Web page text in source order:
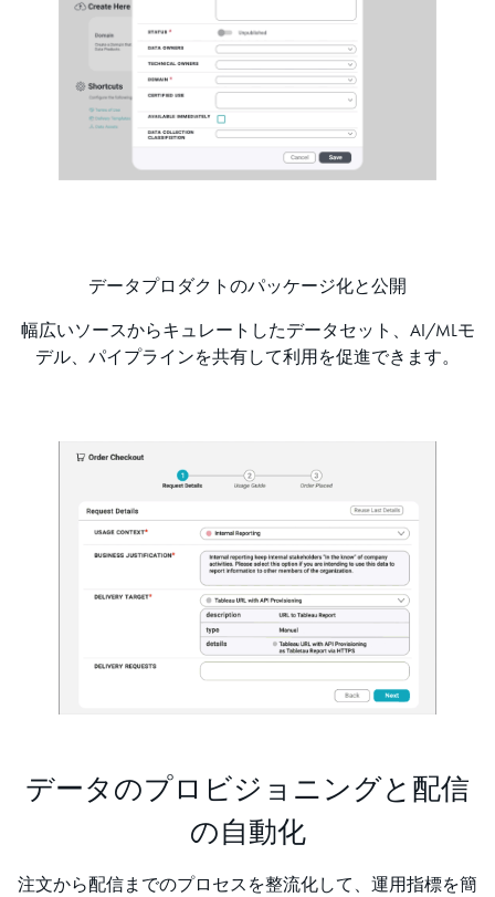
データプロダクトのパッケージ化と公開
幅広いソースからキュレートしたデータセット、AI/MLモ
デル、パイプラインを共有して利用を促進できます。
データのプロビジョニングと配信
の自動化
注文から配信までのプロセスを整流化して、運用指標を簡